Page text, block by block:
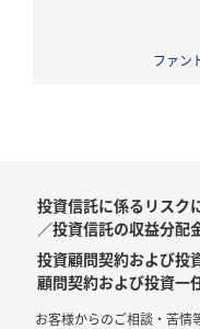
ファン
投資信託に係るリスク
／投資信託の収益分配
投資顧問契約および投
顧問契約および投資一
お客様からのご相談・苦情